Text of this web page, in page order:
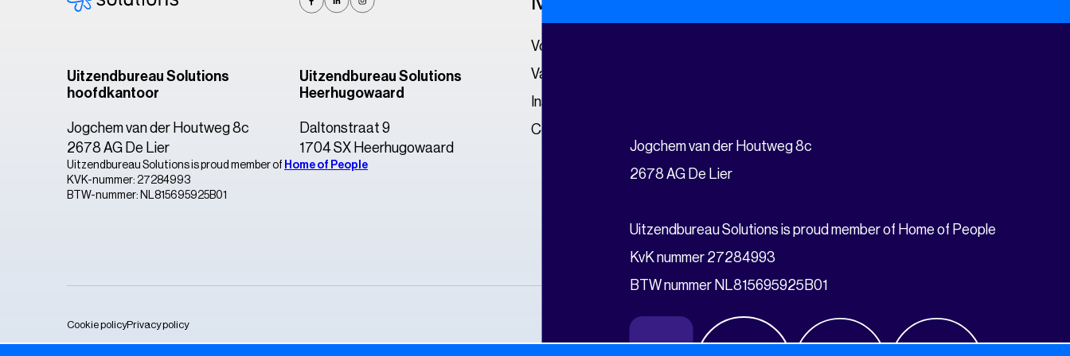
Jogchem van der Houtweg 8c
2678 AG De Lier
Uitzendbureau Solutions is proud member of Home of People
KvK nummer 27284993
BTW nummer NL815695925B01
Uitzendbureau Solutions
hoofdkantoor
Jogchem van der Houtweg 8c
2678 AG De Lier
Uitzendbureau Solutions
Heerhugowaard
Daltonstraat 9
1704 SX Heerhugowaard
Uitzendbureau Solutions is proud member of Home of People
KVK-nummer: 27284993
BTW-nummer: NL815695925B01
Voor medewerkers
Vacatures
Inschrijven
Contact
Cookie policyPrivacy policy © 2017-2026 Alle rechten voorbehouden